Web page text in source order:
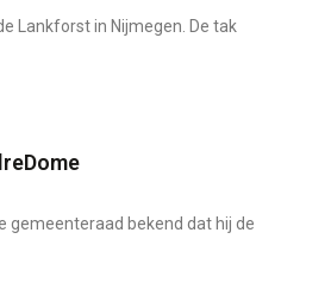
Lankforst in Nijmegen. De tak
gemeenteraad bekend dat hij de